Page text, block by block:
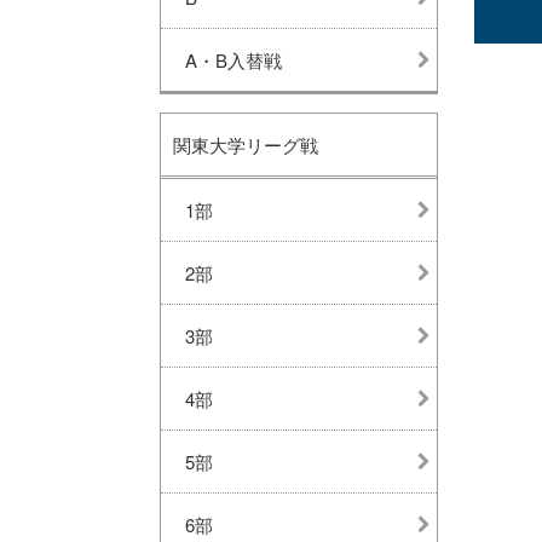
A・B入替戦
関東大学リーグ戦
1部
2部
3部
4部
5部
6部